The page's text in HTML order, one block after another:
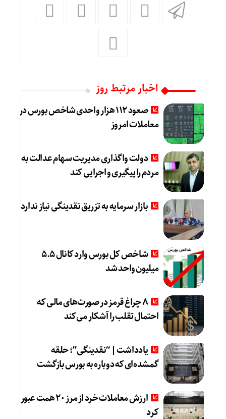
اخبار مرتبط روز
صعود 112 هزار واحدی شاخص بورس در
معاملات امروز
دولت واگذاری مدیریت سهام عدالت به
مردم را پیگیری و اجرایی کند
بازار سرمایه به تزریق نقدینگی نیاز ندارد
شاخص کل بورس وارد کانال 5.5
میلیون واحد شد
8 چراغ قرمز در صورت‌های مالی که
احتمال تقلب را آشکار می‌کند
یادداشت | “نقدینگی”؛ حلقه
گمشده‌ای که دوباره به بورس بازگشت
ارزش معاملات خرد از مرز 20 همت عبور
کرد